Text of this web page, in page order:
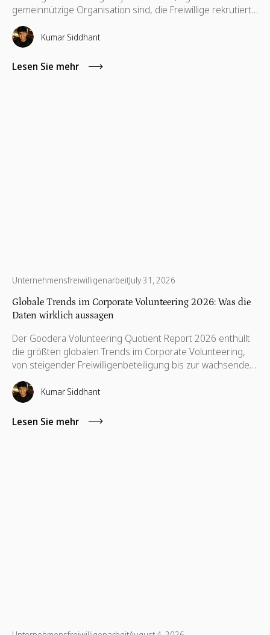
gemeinnützige Organisation sind, die Freiwillige rekrutiert,
ein Unternehmen, das globale Mitarbeiter-
Freiwilligenprogramme durchführt, oder eine Einzelperson,
die sich engagieren möchte.
Kumar Siddhant
Lesen Sie mehr
UnternehmensfreiwilligenarbeitJuly 31, 2026
Globale Trends im Corporate Volunteering 2026: Was die
Daten wirklich aussagen
Der Goodera Volunteering Quotient Report 2026 enthüllt
die größten globalen Trends im Corporate Volunteering,
von steigender Freiwilligenbeteiligung bis zur wachsenden
Herausforderung, langfristiges Mitarbeiterengagement
aufrechtzuerhalten.
Kumar Siddhant
Lesen Sie mehr